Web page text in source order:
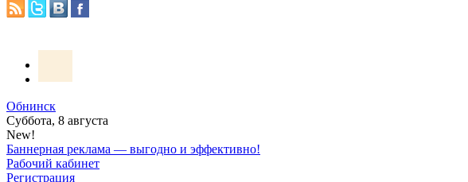
Обнинск
Суббота, 8 августа
New!
Баннерная реклама — выгодно и эффективно!
Рабочий кабинет
Регистрация